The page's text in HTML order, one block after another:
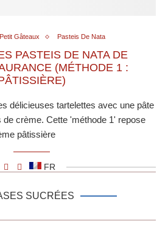
Petit Gâteaux Pasteis De Nata
PASTEIS DE NATA DE
(MÉTHODE 1 :
délicieuses tartelettes avec une pâte
de crème. Cette 'méthode 1' repose
pâtissière
FR
SUCRÉES